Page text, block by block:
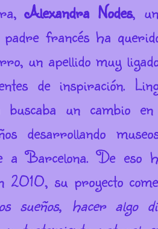
Alexandra Nodes,
padre francés ha
un apellido muy
de inspiración.
buscaba un cambio
desarrollando
a Barcelona. De
2010, su proyecto
sueños, hacer algo